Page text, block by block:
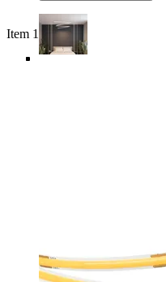
Item 1 of 6